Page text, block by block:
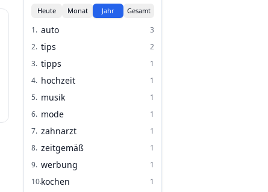
Heute Monat Jahr Gesamt
1. auto
3
2. tips
2
3. tipps
1
4. hochzeit
1
5. musik
1
6. mode
1
7. zahnarzt
1
8. zeitgemäß
1
9. werbung
1
10.kochen
1